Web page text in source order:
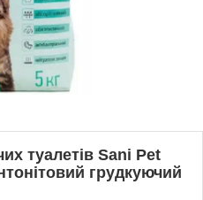
туалетів Sani Pet
грудкуючий